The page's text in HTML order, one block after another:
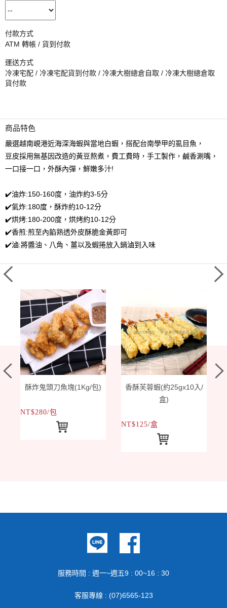
付款方式
ATM 轉帳 / 貨到付款
運送方式
冷凍宅配 / 冷凍宅配貨到付款 / 冷凍大樹總倉自取 / 冷凍大樹總倉取
貨付款
商品特色
嚴選越南峴港近海深海蝦與當地白蝦，搭配台南學甲的虱目魚，
豆皮採用無基因改造的黃豆熬煮，費工費時，手工製作，鹹香涮嘴，
一口接一口，外酥內彈，鮮嫩多汁!
✔️油炸:150-160度，油炸約3-5分
✔️氣炸:180度，酥炸約10-12分
✔️烘烤:180-200度，烘烤約10-12分
✔️香煎:煎至內餡熟透外皮酥脆金黃即可
✔️滷:將醬油、八角、薑以及蝦捲放入鍋滷到入味
酥炸鬼頭刀魚塊(1Kg/包)
NT$280/包
香酥芙蓉蝦(約25gx10入/
盒)
NT$125/盒
服務時間 : 週一~週五9 : 00~16 : 30
客服專線 : (07)6565-123